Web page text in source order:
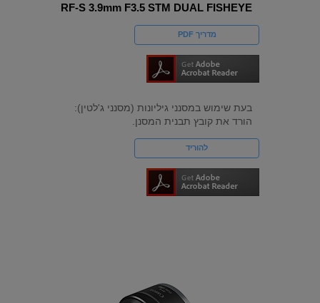
RF-S 3.9mm F3.5 STM DUAL FISHEYE
מדריך PDF
בעת שימוש במסנני גיליונות (מסנני ג'לטין):
הורד את קובץ תבנית המסנן.
להוריד